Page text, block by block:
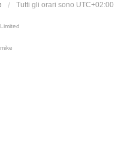
Tutti gli orari sono UTC+02:00